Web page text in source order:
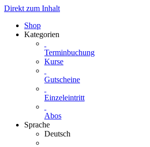
Direkt zum Inhalt
Shop
Kategorien
Terminbuchung
Kurse
Gutscheine
Einzeleintritt
Abos
Sprache
Deutsch